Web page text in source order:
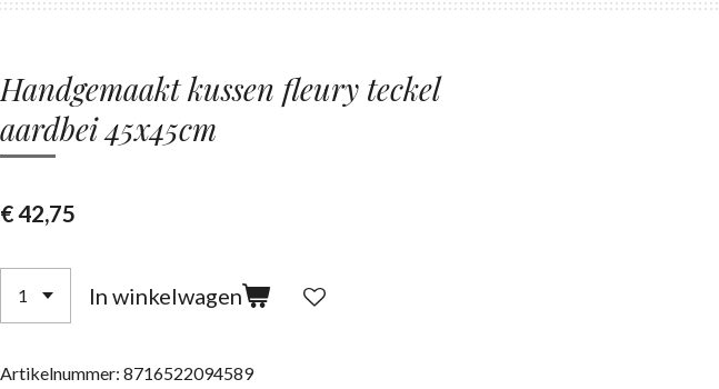
Handgemaakt kussen fleury teckel
aardbei 45x45cm
€ 42,75
In winkelwagen
Artikelnummer: 8716522094589